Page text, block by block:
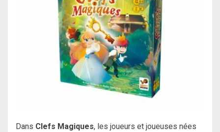
Dans Clefs Magiques, les joueurs et joueuses nées